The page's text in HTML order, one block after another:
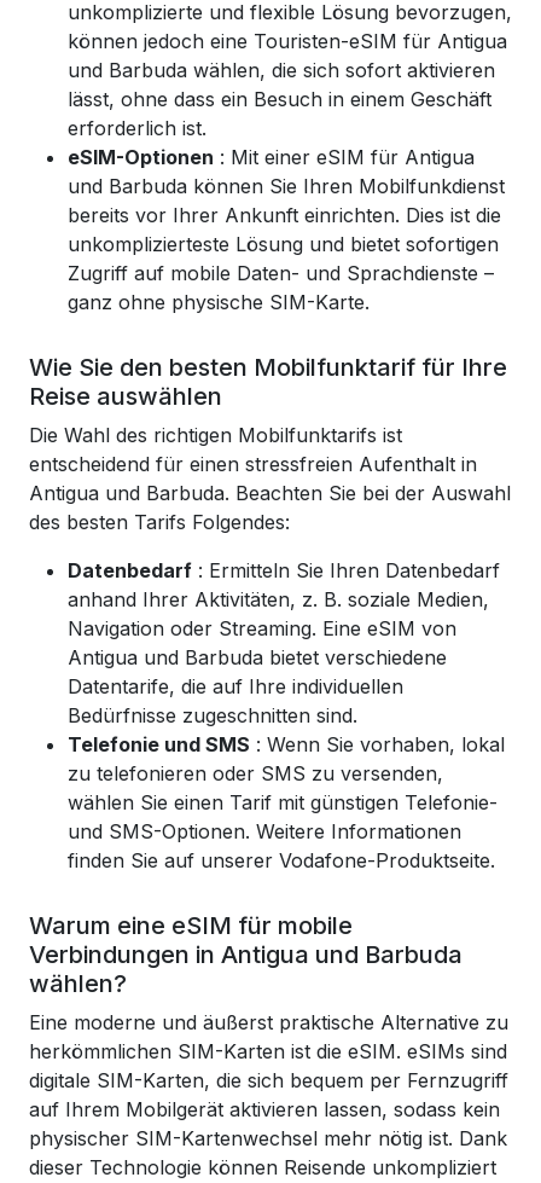
unkomplizierte und flexible Lösung bevorzugen,
können jedoch eine Touristen-eSIM für Antigua
und Barbuda wählen, die sich sofort aktivieren
lässt, ohne dass ein Besuch in einem Geschäft
erforderlich ist.
eSIM-Optionen : Mit einer eSIM für Antigua
und Barbuda können Sie Ihren Mobilfunkdienst
bereits vor Ihrer Ankunft einrichten. Dies ist die
unkomplizierteste Lösung und bietet sofortigen
Zugriff auf mobile Daten- und Sprachdienste –
ganz ohne physische SIM-Karte.
Wie Sie den besten Mobilfunktarif für Ihre
Reise auswählen
Die Wahl des richtigen Mobilfunktarifs ist
entscheidend für einen stressfreien Aufenthalt in
Antigua und Barbuda. Beachten Sie bei der Auswahl
des besten Tarifs Folgendes:
Datenbedarf : Ermitteln Sie Ihren Datenbedarf
anhand Ihrer Aktivitäten, z. B. soziale Medien,
Navigation oder Streaming. Eine eSIM von
Antigua und Barbuda bietet verschiedene
Datentarife, die auf Ihre individuellen
Bedürfnisse zugeschnitten sind.
Telefonie und SMS : Wenn Sie vorhaben, lokal
zu telefonieren oder SMS zu versenden,
wählen Sie einen Tarif mit günstigen Telefonie-
und SMS-Optionen. Weitere Informationen
finden Sie auf unserer Vodafone-Produktseite.
Warum eine eSIM für mobile
Verbindungen in Antigua und Barbuda
wählen?
Eine moderne und äußerst praktische Alternative zu
herkömmlichen SIM-Karten ist die eSIM. eSIMs sind
digitale SIM-Karten, die sich bequem per Fernzugriff
auf Ihrem Mobilgerät aktivieren lassen, sodass kein
physischer SIM-Kartenwechsel mehr nötig ist. Dank
dieser Technologie können Reisende unkompliziert